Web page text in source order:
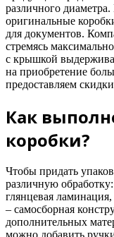
различного
оригинальные
для документов.
стремясь
с крышкой
на приобретение
предоставляем
Как
коробки?
Чтобы придать
различную
глянцевая
– самосборная
дополнительных